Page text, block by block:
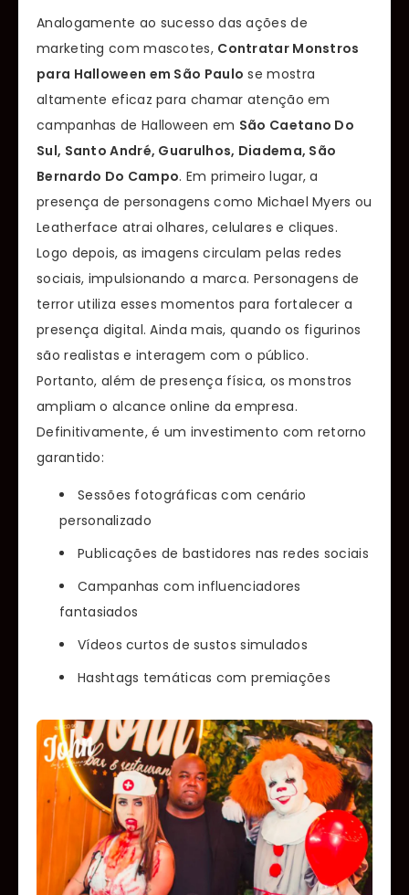
Analogamente ao sucesso das ações de
marketing com mascotes, Contratar Monstros
para Halloween em São Paulo se mostra
altamente eficaz para chamar atenção em
campanhas de Halloween em São Caetano Do
Sul, Santo André, Guarulhos, Diadema, São
Bernardo Do Campo. Em primeiro lugar, a
presença de personagens como Michael Myers ou
Leatherface atrai olhares, celulares e cliques.
Logo depois, as imagens circulam pelas redes
sociais, impulsionando a marca. Personagens de
terror utiliza esses momentos para fortalecer a
presença digital. Ainda mais, quando os figurinos
são realistas e interagem com o público.
Portanto, além de presença física, os monstros
ampliam o alcance online da empresa.
Definitivamente, é um investimento com retorno
garantido:
Sessões fotográficas com cenário
personalizado
Publicações de bastidores nas redes sociais
Campanhas com influenciadores
fantasiados
Vídeos curtos de sustos simulados
Hashtags temáticas com premiações